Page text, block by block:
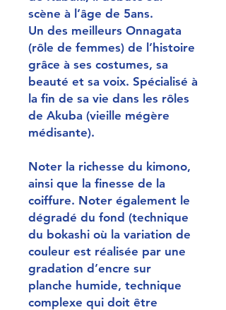
scène à l’âge de 5ans.
Un des meilleurs Onnagata
(rôle de femmes) de l’histoire
grâce à ses costumes, sa
beauté et sa voix. Spécialisé à
la fin de sa vie dans les rôles
de Akuba (vieille mégère
médisante).
Noter la richesse du kimono,
ainsi que la finesse de la
coiffure. Noter également le
dégradé du fond (technique
du bokashi où la variation de
couleur est réalisée par une
gradation d’encre sur
planche humide, technique
complexe qui doit être